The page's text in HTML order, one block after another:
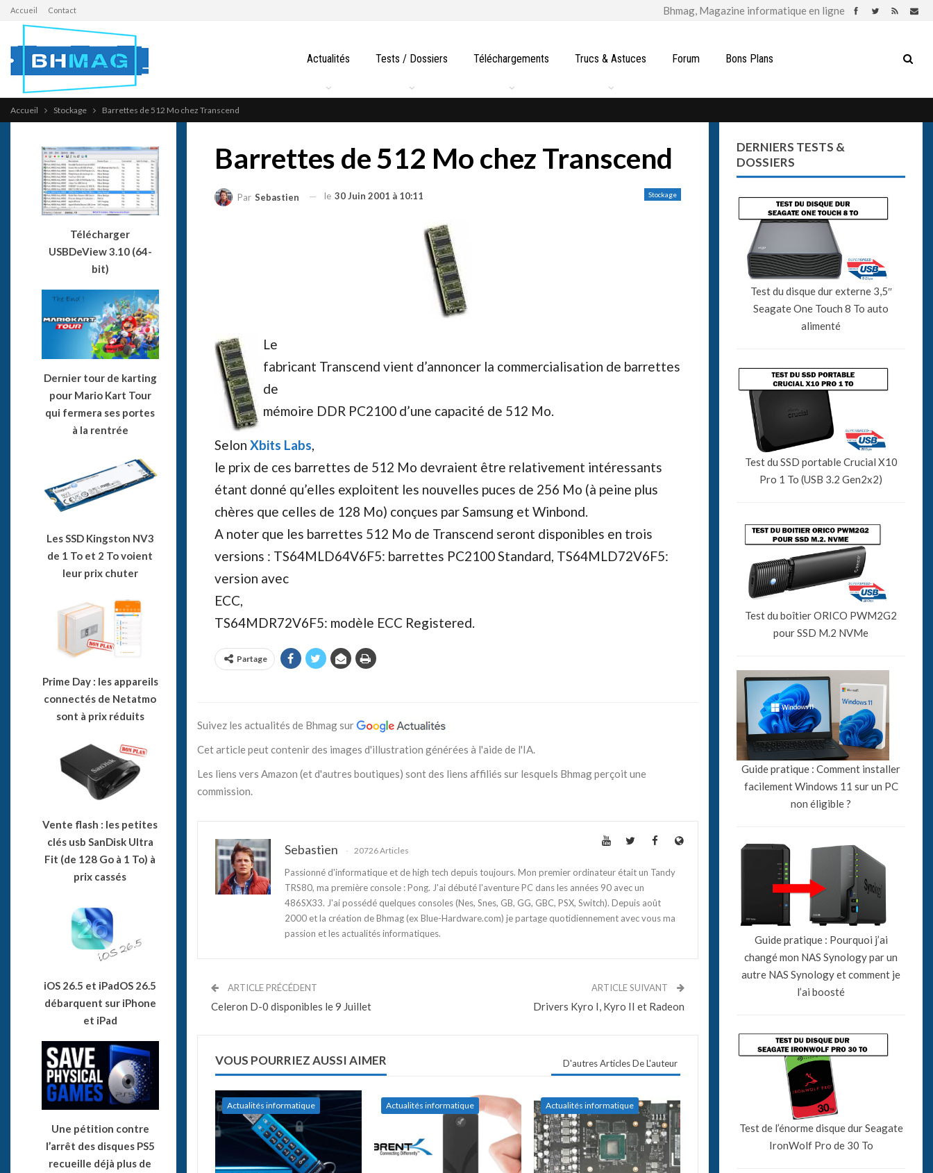
Accueil Contact
Actualités Tests / Dossiers Téléchargements Trucs & Astuces Forum Bons Plans
Accueil Stockage Barrettes de 512 Mo chez Transcend
Barrettes de 512 Mo chez Transcend
Stockage
Par Sebastien le 30 Juin 2001 à 10:11
Le
fabricant Transcend vient d’annoncer la commercialisation de barrettes
de
mémoire DDR PC2100 d’une capacité de 512 Mo.
Selon Xbits Labs,
le prix de ces barrettes de 512 Mo devraient être relativement intéressants
étant donné qu’elles exploitent les nouvelles puces de 256 Mo (à peine plus
chères que celles de 128 Mo) conçues par Samsung et Winbond.
A noter que les barrettes 512 Mo de Transcend seront disponibles en trois
versions : TS64MLD64V6F5: barrettes PC2100 Standard, TS64MLD72V6F5:
version avec
ECC,
TS64MDR72V6F5: modèle ECC Registered.
Partage
Suivez les actualités de Bhmag sur
Cet article peut contenir des images d'illustration générées à l'aide de l'IA.
Les liens vers Amazon (et d'autres boutiques) sont des liens affiliés sur lesquels Bhmag perçoit une
commission.
Sebastien 20726 Articles
Passionné d'informatique et de high tech depuis toujours. Mon premier ordinateur était un Tandy
TRS80, ma première console : Pong. J'ai débuté l'aventure PC dans les années 90 avec un
486SX33. J'ai possédé quelques consoles (Nes, Snes, GB, GG, GBC, PSX, Switch). Depuis août
2000 et la création de Bhmag (ex Blue-Hardware.com) je partage quotidiennement avec vous ma
passion et les actualités informatiques.
ARTICLE PRÉCÉDENT
Celeron D-0 disponibles le 9 Juillet
ARTICLE SUIVANT
Drivers Kyro I, Kyro II et Radeon
VOUS POURRIEZ AUSSI AIMER D'autres Articles De L'auteur
Actualités informatique Actualités informatique Actualités informatique
DERNIERS TESTS &
DOSSIERS
Test du disque dur externe 3,5″
Seagate One Touch 8 To auto
alimenté
Test du SSD portable Crucial X10
Pro 1 To (USB 3.2 Gen2x2)
Test du boîtier ORICO PWM2G2
pour SSD M.2 NVMe
Guide pratique : Comment installer
facilement Windows 11 sur un PC
non éligible ?
Guide pratique : Pourquoi j’ai
changé mon NAS Synology par un
autre NAS Synology et comment je
l’ai boosté
Test de l’énorme disque dur Seagate
IronWolf Pro de 30 To
Télécharger
USBDeView 3.10 (64-
bit)
Dernier tour de karting
pour Mario Kart Tour
qui fermera ses portes
à la rentrée
Les SSD Kingston NV3
de 1 To et 2 To voient
leur prix chuter
Prime Day : les appareils
connectés de Netatmo
sont à prix réduits
Vente flash : les petites
clés usb SanDisk Ultra
Fit (de 128 Go à 1 To) à
prix cassés
iOS 26.5 et iPadOS 26.5
débarquent sur iPhone
et iPad
Une pétition contre
l’arrêt des disques PS5
recueille déjà plus de